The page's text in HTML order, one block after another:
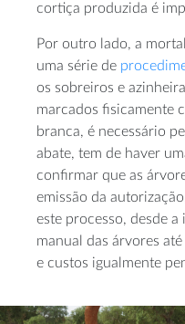
cortiça produzida é
Por outro lado, a
uma série de
os sobreiros e
marcados fisicamente
branca, é necessário
abate, tem de haver
confirmar que as
emissão da
este processo, desde
manual das árvores
e custos igualmente